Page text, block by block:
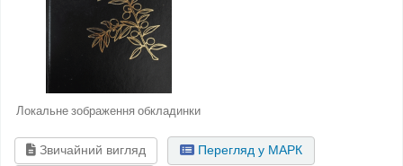
Локальне зображення обкладинки
Звичайний вигляд
Перегляд у МАРК